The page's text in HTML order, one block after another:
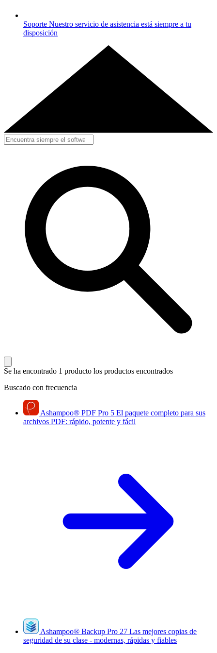
Soporte Nuestro servicio de asistencia está siempre a tu
disposición
Se ha encontrado 1 producto los productos encontrados
Buscado con frecuencia
Ashampoo® PDF Pro 5 El paquete completo para sus
archivos PDF: rápido, potente y fácil
Ashampoo® Backup Pro 27 Las mejores copias de
seguridad de su clase - modernas, rápidas y fiables